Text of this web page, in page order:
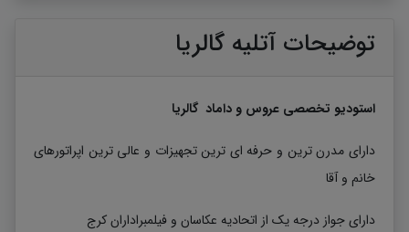
توضیحات آتلیه گالریا
استودیو تخصصی عروس و داماد گالریا
دارای مدرن ترین و حرفه ای ترین تجهیزات و عالی ترین اپراتورهای
خانم و آقا
دارای جواز درجه یک از اتحادیه عکاسان و فیلمبراداران کرج